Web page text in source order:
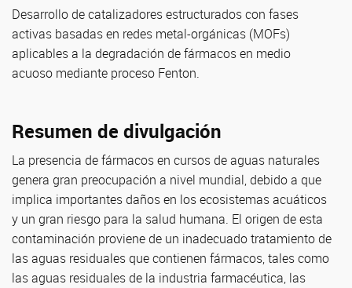
Desarrollo de catalizadores estructurados con fases
activas basadas en redes metal-orgánicas (MOFs)
aplicables a la degradación de fármacos en medio
acuoso mediante proceso Fenton.
Resumen de divulgación
La presencia de fármacos en cursos de aguas naturales
genera gran preocupación a nivel mundial, debido a que
implica importantes daños en los ecosistemas acuáticos
y un gran riesgo para la salud humana. El origen de esta
contaminación proviene de un inadecuado tratamiento de
las aguas residuales que contienen fármacos, tales como
las aguas residuales de la industria farmacéutica, las